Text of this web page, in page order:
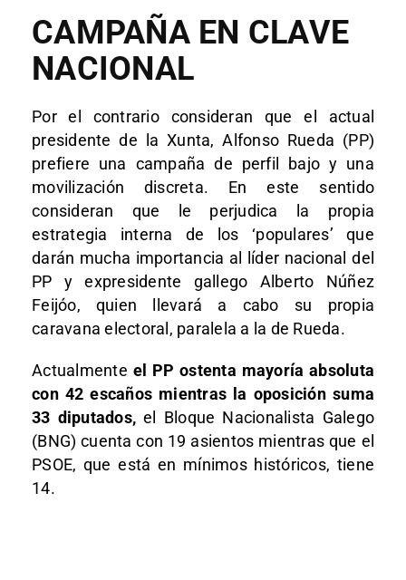
CAMPAÑA EN CLAVE
NACIONAL
Por el contrario consideran que el actual
presidente de la Xunta, Alfonso Rueda (PP)
prefiere una campaña de perfil bajo y una
movilización discreta. En este sentido
consideran que le perjudica la propia
estrategia interna de los ‘populares’ que
darán mucha importancia al líder nacional del
PP y expresidente gallego Alberto Núñez
Feijóo, quien llevará a cabo su propia
caravana electoral, paralela a la de Rueda.
Actualmente el PP ostenta mayoría absoluta
con 42 escaños mientras la oposición suma
33 diputados, el Bloque Nacionalista Galego
(BNG) cuenta con 19 asientos mientras que el
PSOE, que está en mínimos históricos, tiene
14.